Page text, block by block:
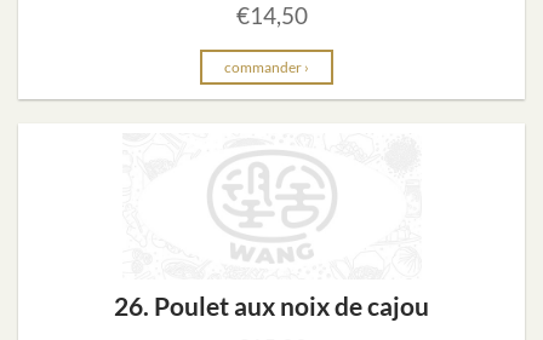
€14,50
commander ›
26. Poulet aux noix de cajou